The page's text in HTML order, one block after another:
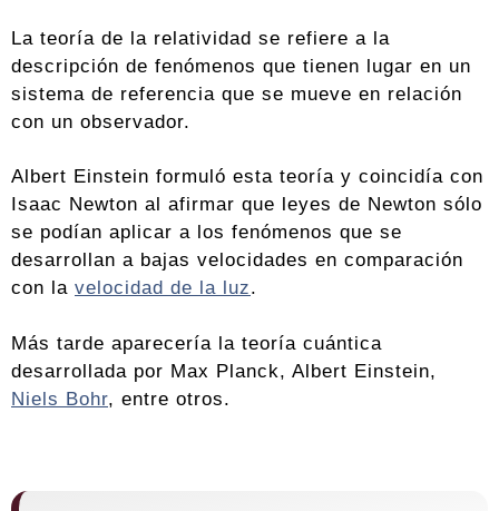
La teoría de la relatividad se refiere a la
descripción de fenómenos que tienen lugar en un
sistema de referencia que se mueve en relación
con un observador.
Albert Einstein formuló esta teoría y coincidía con
Isaac Newton al afirmar que leyes de Newton sólo
se podían aplicar a los fenómenos que se
desarrollan a bajas velocidades en comparación
con la velocidad de la luz.
Más tarde aparecería la teoría cuántica
desarrollada por Max Planck, Albert Einstein,
Niels Bohr, entre otros.